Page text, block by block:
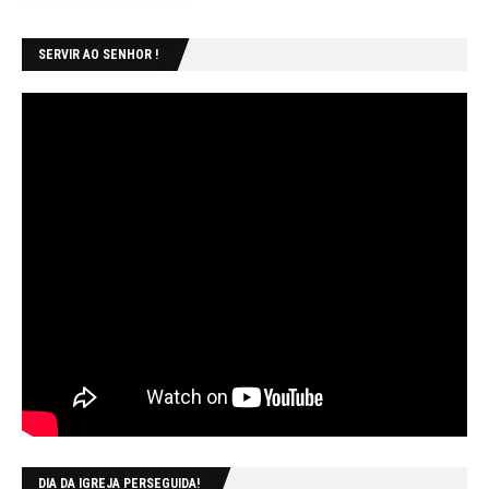
SERVIR AO SENHOR !
DIA DA IGREJA PERSEGUIDA!